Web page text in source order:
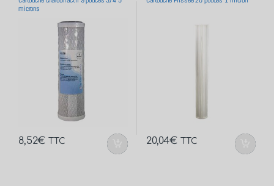
microns
8,52€ TTC 20,04€ TTC